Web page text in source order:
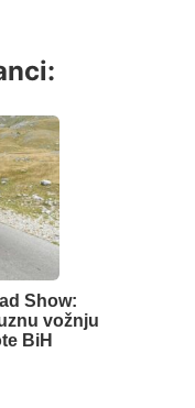
Show:
vožnju
BiH